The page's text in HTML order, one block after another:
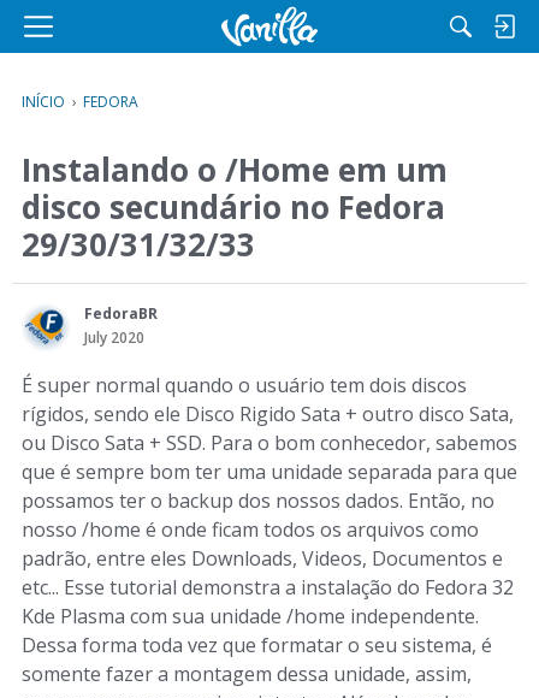
M
n
u
INÍCIO › FEDORA
Instalando o /Home em um
disco secundário no Fedora
29/30/31/32/33
FedoraBR
July 2020
É super normal quando o usuário tem dois discos
rígidos, sendo ele Disco Rigido Sata + outro disco Sata,
ou Disco Sata + SSD. Para o bom conhecedor, sabemos
que é sempre bom ter uma unidade separada para que
possamos ter o backup dos nossos dados. Então, no
nosso /home é onde ficam todos os arquivos como
padrão, entre eles Downloads, Videos, Documentos e
etc... Esse tutorial demonstra a instalação do Fedora 32
Kde Plasma com sua unidade /home independente.
Dessa forma toda vez que formatar o seu sistema, é
somente fazer a montagem dessa unidade, assim,